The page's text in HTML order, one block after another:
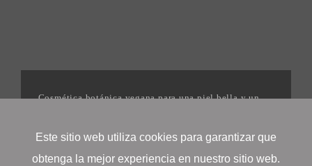
Cosmética botánica vegana para una piel bella y un
Este sitio web utiliza cookies para garantizar que
obtenga la mejor experiencia en nuestro sitio web.